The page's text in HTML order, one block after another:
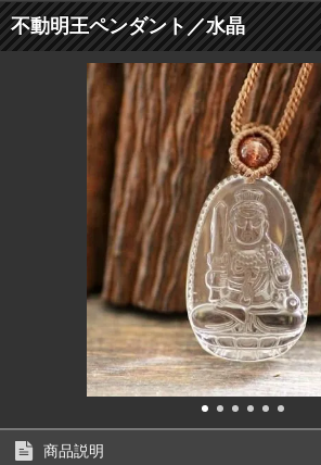
不動明王ペンダント／水晶
商品説明